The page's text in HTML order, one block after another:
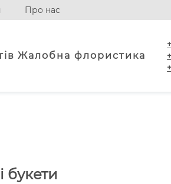
Про нас
Жалобна флористика
букети